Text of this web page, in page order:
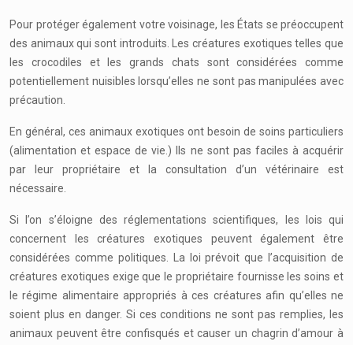
Pour protéger également votre voisinage, les États se préoccupent
des animaux qui sont introduits. Les créatures exotiques telles que
les crocodiles et les grands chats sont considérées comme
potentiellement nuisibles lorsqu’elles ne sont pas manipulées avec
précaution.
En général, ces animaux exotiques ont besoin de soins particuliers
(alimentation et espace de vie.) Ils ne sont pas faciles à acquérir
par leur propriétaire et la consultation d’un vétérinaire est
nécessaire.
Si l’on s’éloigne des réglementations scientifiques, les lois qui
concernent les créatures exotiques peuvent également être
considérées comme politiques. La loi prévoit que l’acquisition de
créatures exotiques exige que le propriétaire fournisse les soins et
le régime alimentaire appropriés à ces créatures afin qu’elles ne
soient plus en danger. Si ces conditions ne sont pas remplies, les
animaux peuvent être confisqués et causer un chagrin d’amour à